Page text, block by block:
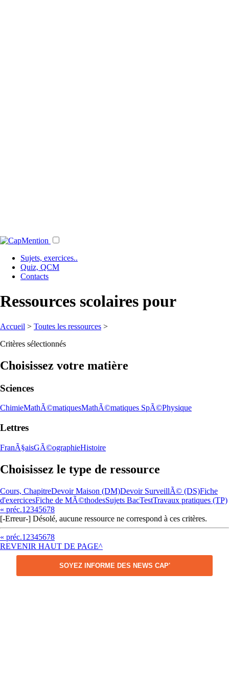
Sujets, exercices..
Quiz, QCM
Contacts
Ressources scolaires pour
Accueil > Toutes les ressources >
Critères sélectionnés
Choisissez votre matière
Sciences
ChimieMathÃ©matiquesMathÃ©matiques SpÃ©Physique
Lettres
FranÃ§aisGÃ©ographieHistoire
Choisissez le type de ressource
Cours, ChapitreDevoir Maison (DM)Devoir SurveillÃ© (DS)Fiche
d'exercicesFiche de MÃ©thodesSujets BacTestTravaux pratiques (TP)
« préc.1 2345678
[-Erreur-] Désolé, aucune ressource ne correspond à ces critères.
« préc.1 2345678
REVENIR HAUT DE PAGE^
SOYEZ INFORME DES NEWS CAP'